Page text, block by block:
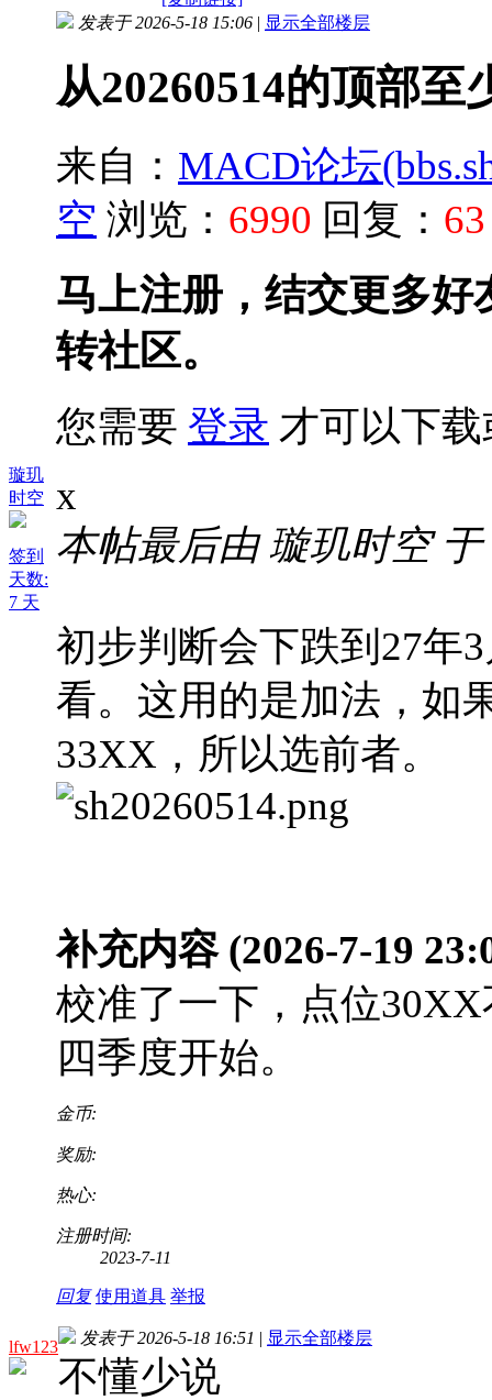
璇玑
时空
签到
天数:
7 天
发表于 2026-5-18 15:06 | 显示全部楼层
从20260514的顶部至
来自： MACD论坛
空 浏览： 6990 回复： 63
马上注册，结交更多
转社区。
您需要 登录 才可以下
x
本帖最后由 璇玑时空 于
初步判断会下跌到27年
看。这用的是加法，如
33XX，所以选前者。
补充内容 (2026-7-19
校准了一下，点位
四季度开始。
金币:
奖励:
热心:
注册时间:
2023-7-11
回复 使用道具 举报
lfw123 发表于 2026-5-18 16:51 | 显示全部楼层
不懂少说